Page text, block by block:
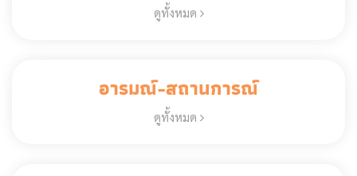
ดูทั้งหมด
อารมณ์-สถานการณ์
ดูทั้งหมด